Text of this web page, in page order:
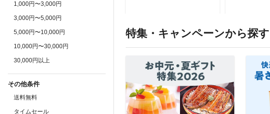
1,000円〜3,000円
3,000円〜5,000円
5,000円〜10,000円
10,000円〜30,000円
30,000円以上
その他条件
送料無料
タイムセール
特集・キャンペーンから探す